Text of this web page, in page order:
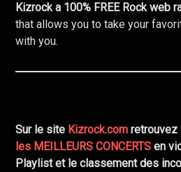
Kizrock a 100% FREE Rock web
that allows you to take your
with you.
Sur le site Kizrock.com retrouvez
les MEILLEURS CONCERTSen
Playlist et le classement des